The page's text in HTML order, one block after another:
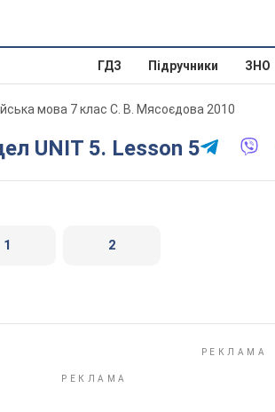
ГДЗ Підручники ЗНО
мова 7 клас С. В. Мясоєдова 2010
UNIT 5. Lesson 5
1 2